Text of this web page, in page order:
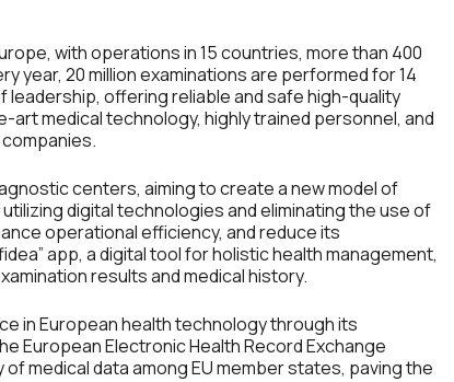
with operations in 15 countries, more than 400
year, 20 million examinations are performed for 14
leadership, offering reliable and safe high-quality
medical technology, highly trained personnel, and
centers, aiming to create a new model of
digital technologies and eliminating the use of
operational efficiency, and reduce its
app, a digital tool for holistic health management,
results and medical history.
in European health technology through its
European Electronic Health Record Exchange
medical data among EU member states, paving the